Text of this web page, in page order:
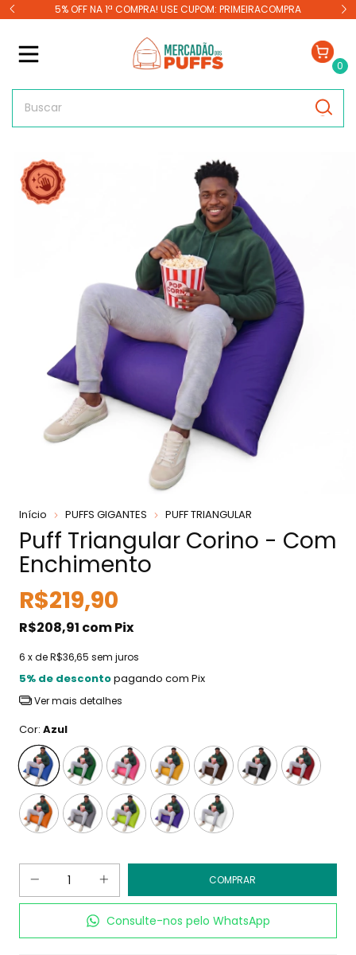
5% OFF NA 1ª COMPRA! USE CUPOM: PRIMEIRACOMPRA
0
Início PUFFS GIGANTES PUFF TRIANGULAR
Puff Triangular Corino - Com
Enchimento
R$219,90
R$208,91 comPix
6 x deR$36,65 sem juros
5% de descontopagando com Pix
Ver mais detalhes
Cor: Azul
Consulte-nos pelo WhatsApp